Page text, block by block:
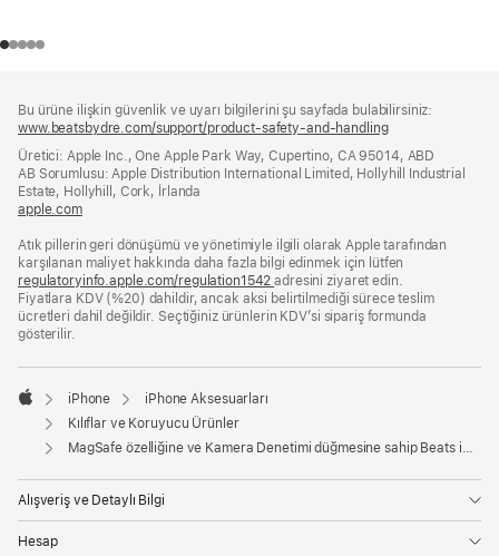
Bilgi
Bu ürüne ilişkin güvenlik ve uyarı bilgilerini şu sayfada bulabilirsiniz:
www.beatsbydre.com/support/product-safety-and-handling(yeni
pencerede
açılır)
Üretici: Apple Inc., One Apple Park Way, Cupertino, CA 95014, ABD
AB Sorumlusu: Apple Distribution International Limited, Hollyhill Industrial
Estate, Hollyhill, Cork, İrlanda
apple.com(yeni
pencerede
açılır)
Atık pillerin geri dönüşümü ve yönetimiyle ilgili olarak Apple tarafından
karşılanan maliyet hakkında daha fazla bilgi edinmek için lütfen
regulatoryinfo.apple.com/regulation1542(yeni
bir
pencerede
adresini ziyaret edin.
Fiyatlara KDV (%20) dahildir, ancak aksi belirtilmediği sürece teslim
ücretleri dahil değildir. Seçtiğiniz ürünlerin KDV’si sipariş formunda
gösterilir.
Apple
iPhone
iPhone Aksesuarları
Kılıflar ve Koruyucu Ürünler
MagSafe özelliğine ve Kamera Denetimi düğmesine sahip Beats iPhone Air Kılıfı - Ana Kaya Mavisi
Alışveriş ve Detaylı Bilgi
Hesap